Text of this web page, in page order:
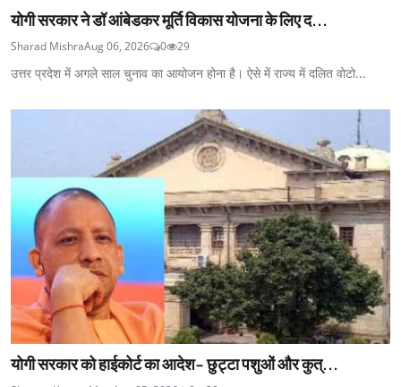
योगी सरकार ने डॉ आंबेडकर मूर्ति विकास योजना के लिए द...
Sharad MishraAug 06, 2026 0 29
उत्तर प्रदेश में अगले साल चुनाव का आयोजन होना है। ऐसे में राज्य में दलित वोटो...
योगी सरकार को हाईकोर्ट का आदेश- छुट्टा पशुओं और कुत्...